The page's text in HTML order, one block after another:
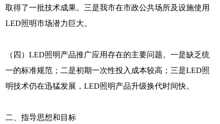
取得了一批技术成果。三是我市在市政公共场所及设施使用
LED照明市场潜力巨大。
（四）LED照明产品推广应用存在的主要问题。一是缺乏统
一的标准规范；二是初期一次性投入成本较高；三是LED照
明技术仍在迅猛发展，LED照明产品升级换代时间快。
二、指导思想和目标